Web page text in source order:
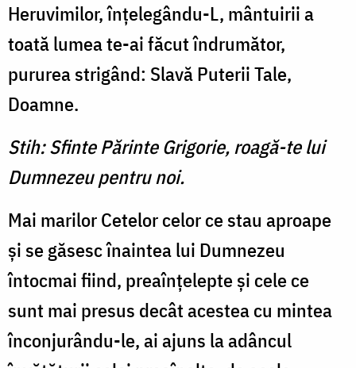
Heruvimilor, înţelegându-L, mântuirii a
toată lumea te-ai făcut îndrumător,
pururea strigând: Slavă Puterii Tale,
Doamne.
Stih: Sfinte Părinte Grigorie, roagă-te lui
Dumnezeu pentru noi.
Mai marilor Cetelor celor ce stau aproape
şi se găsesc înaintea lui Dumnezeu
întocmai fiind, preaînţelepte şi cele ce
sunt mai presus decât acestea cu mintea
înconjurându-le, ai ajuns la adâncul